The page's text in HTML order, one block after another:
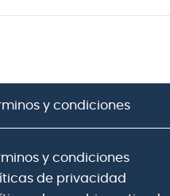
y condiciones
y condiciones
de privacidad